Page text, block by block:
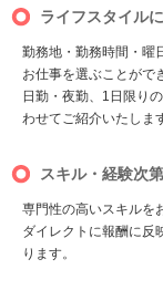
ライフスタイル
勤務地・勤務時間・曜
お仕事を選ぶことがで
日勤・夜勤、1日限り
わせてご紹介いたしま
スキル・経験次
専門性の高いスキルを
ダイレクトに報酬に反
ります。